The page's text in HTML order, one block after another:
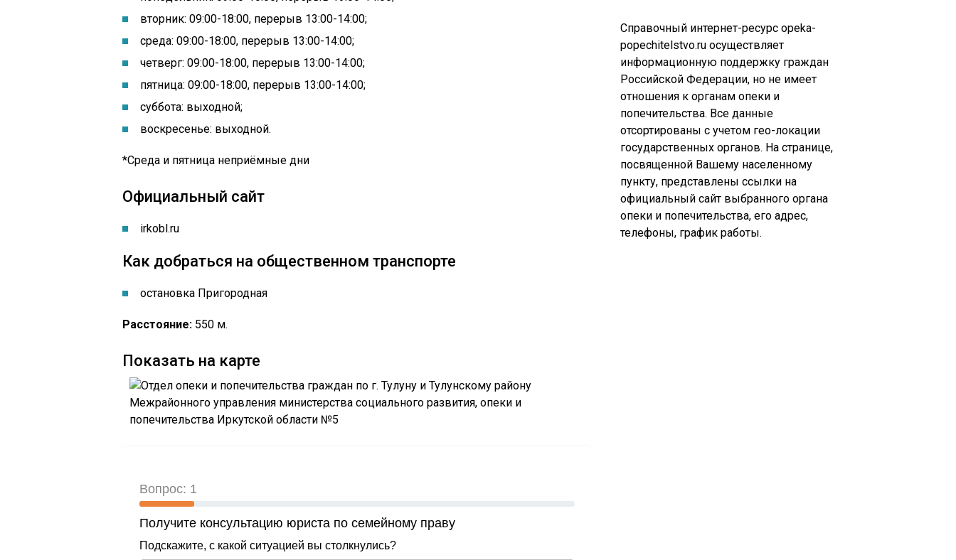
вторник: 09:00-18:00, перерыв 13:00-14:00;
среда: 09:00-18:00, перерыв 13:00-14:00;
четверг: 09:00-18:00, перерыв 13:00-14:00;
пятница: 09:00-18:00, перерыв 13:00-14:00;
суббота: выходной;
воскресенье: выходной.
*Среда и пятница неприёмные дни
Официальный сайт
irkobl.ru
Как добраться на общественном транспорте
остановка Пригородная
Расстояние: 550 м.
Показать на карте
Справочный интернет-ресурс opeka-
popechitelstvo.ru осуществляет
информационную поддержку граждан
Российской Федерации, но не имеет
отношения к органам опеки и
попечительства. Все данные
отсортированы с учетом гео-локации
государственных органов. На странице,
посвященной Вашему населенному
пункту, представлены ссылки на
официальный сайт выбранного органа
опеки и попечительства, его адрес,
телефоны, график работы.